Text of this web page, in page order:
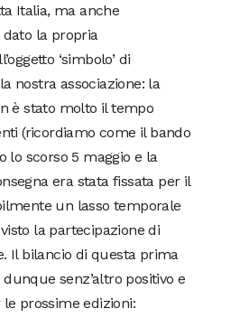
Italia, ma anche
dato la propria
‘simbolo’ di
nostra associazione: la
è stato molto il tempo
(ricordiamo come il bando
lo scorso 5 maggio e la
era stata fissata per il
un lasso temporale
la partecipazione di
Il bilancio di questa prima
senz’altro positivo e
prossime edizioni: